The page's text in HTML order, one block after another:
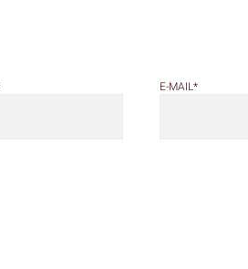
E-MAIL*